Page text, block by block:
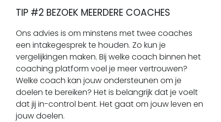
TIP #2 BEZOEK MEERDERE COACHES
Ons advies is om minstens met twee coaches
een intakegesprek te houden. Zo kun je
vergelijkingen maken. Bij welke coach binnen het
coaching platform voel je meer vertrouwen?
Welke coach kan jouw ondersteunen om je
doelen te bereiken? Het is belangrijk dat je voelt
dat jij in-control bent. Het gaat om jouw leven en
jouw doelen.